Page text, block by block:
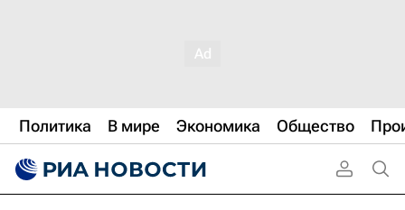
Политика В мире Экономика Общество